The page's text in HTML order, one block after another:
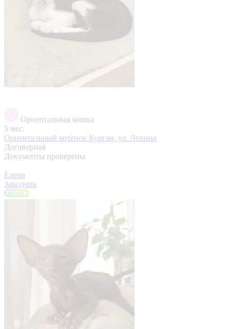
Ориентальная кошка
5 мес.
Ориентальный котёнок Курган, ул. Ленина
Договорная
Документы проверены
Елена
Заводчик